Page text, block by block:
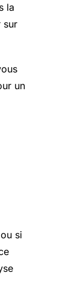
la
sur
un
si